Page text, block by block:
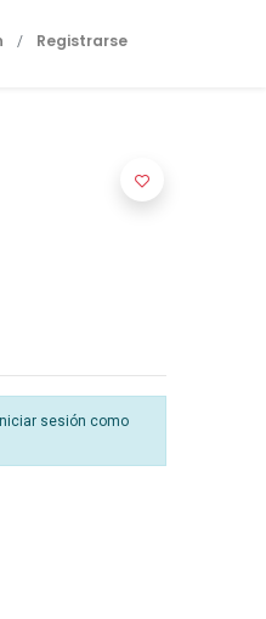
/ Registrarse
sesión como